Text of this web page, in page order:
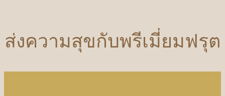
ส่งความสุขกับพรีเมี่ยมฟรุต